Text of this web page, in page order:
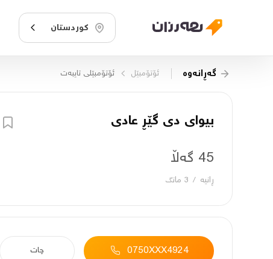
کوردستان
گەڕانەوە ئۆتۆمبێل ئۆتۆمبێلی تایبه‌ت
بیوای دی گێڕ عادی
45 گەڵا
ڕانیه‌ / 3 مانگ
0750XXX4924 چات